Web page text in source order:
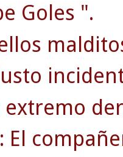
Goles ".
extremo
El